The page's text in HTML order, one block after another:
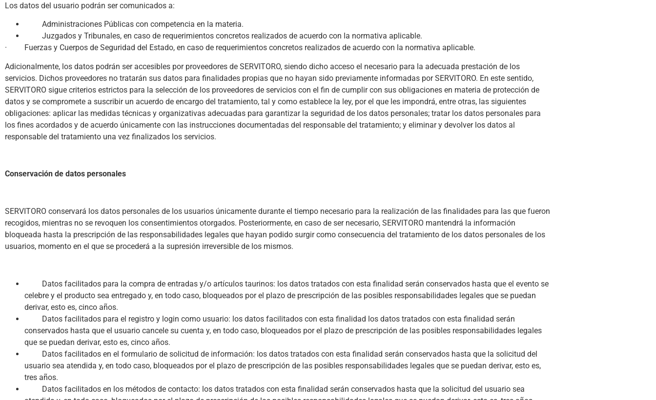
Los datos del usuario podrán ser comunicados a:
Administraciones Públicas con competencia en la materia.
Juzgados y Tribunales, en caso de requerimientos concretos realizados de acuerdo con la normativa aplicable.
· Fuerzas y Cuerpos de Seguridad del Estado, en caso de requerimientos concretos realizados de acuerdo con la normativa aplicable.
Adicionalmente, los datos podrán ser accesibles por proveedores de SERVITORO, siendo dicho acceso el necesario para la adecuada prestación de los
servicios. Dichos proveedores no tratarán sus datos para finalidades propias que no hayan sido previamente informadas por SERVITORO. En este sentido,
SERVITORO sigue criterios estrictos para la selección de los proveedores de servicios con el fin de cumplir con sus obligaciones en materia de protección de
datos y se compromete a suscribir un acuerdo de encargo del tratamiento, tal y como establece la ley, por el que les impondrá, entre otras, las siguientes
obligaciones: aplicar las medidas técnicas y organizativas adecuadas para garantizar la seguridad de los datos personales; tratar los datos personales para
los fines acordados y de acuerdo únicamente con las instrucciones documentadas del responsable del tratamiento; y eliminar y devolver los datos al
responsable del tratamiento una vez finalizados los servicios.
Conservación de datos personales
SERVITORO conservará los datos personales de los usuarios únicamente durante el tiempo necesario para la realización de las finalidades para las que fueron
recogidos, mientras no se revoquen los consentimientos otorgados. Posteriormente, en caso de ser necesario, SERVITORO mantendrá la información
bloqueada hasta la prescripción de las responsabilidades legales que hayan podido surgir como consecuencia del tratamiento de los datos personales de los
usuarios, momento en el que se procederá a la supresión irreversible de los mismos.
Datos facilitados para la compra de entradas y/o artículos taurinos: los datos tratados con esta finalidad serán conservados hasta que el evento se
celebre y el producto sea entregado y, en todo caso, bloqueados por el plazo de prescripción de las posibles responsabilidades legales que se puedan
derivar, esto es, cinco años.
Datos facilitados para el registro y login como usuario: los datos facilitados con esta finalidad los datos tratados con esta finalidad serán
conservados hasta que el usuario cancele su cuenta y, en todo caso, bloqueados por el plazo de prescripción de las posibles responsabilidades legales
que se puedan derivar, esto es, cinco años.
Datos facilitados en el formulario de solicitud de información: los datos tratados con esta finalidad serán conservados hasta que la solicitud del
usuario sea atendida y, en todo caso, bloqueados por el plazo de prescripción de las posibles responsabilidades legales que se puedan derivar, esto es,
tres años.
Datos facilitados en los métodos de contacto: los datos tratados con esta finalidad serán conservados hasta que la solicitud del usuario sea